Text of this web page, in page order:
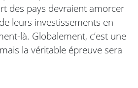
des pays devraient amorcer
leurs investissements en
là. Globalement, c’est une
la véritable épreuve sera